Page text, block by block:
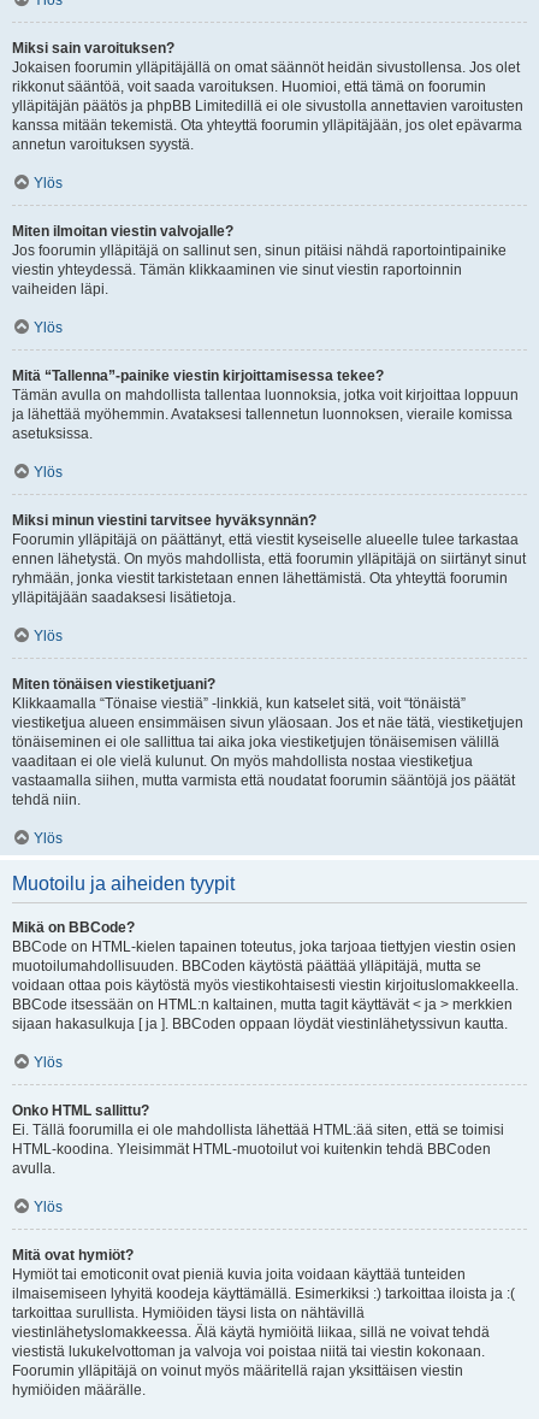
Miksi sain varoituksen?
Jokaisen foorumin ylläpitäjällä on omat säännöt heidän sivustollensa. Jos olet
rikkonut sääntöä, voit saada varoituksen. Huomioi, että tämä on foorumin
ylläpitäjän päätös ja phpBB Limitedillä ei ole sivustolla annettavien varoitusten
kanssa mitään tekemistä. Ota yhteyttä foorumin ylläpitäjään, jos olet epävarma
annetun varoituksen syystä.
Ylös
Miten ilmoitan viestin valvojalle?
Jos foorumin ylläpitäjä on sallinut sen, sinun pitäisi nähdä raportointipainike
viestin yhteydessä. Tämän klikkaaminen vie sinut viestin raportoinnin
vaiheiden läpi.
Ylös
Mitä “Tallenna”-painike viestin kirjoittamisessa tekee?
Tämän avulla on mahdollista tallentaa luonnoksia, jotka voit kirjoittaa loppuun
ja lähettää myöhemmin. Avataksesi tallennetun luonnoksen, vieraile komissa
asetuksissa.
Ylös
Miksi minun viestini tarvitsee hyväksynnän?
Foorumin ylläpitäjä on päättänyt, että viestit kyseiselle alueelle tulee tarkastaa
ennen lähetystä. On myös mahdollista, että foorumin ylläpitäjä on siirtänyt sinut
ryhmään, jonka viestit tarkistetaan ennen lähettämistä. Ota yhteyttä foorumin
ylläpitäjään saadaksesi lisätietoja.
Ylös
Miten tönäisen viestiketjuani?
Klikkaamalla “Tönaise viestiä” -linkkiä, kun katselet sitä, voit “tönäistä”
viestiketjua alueen ensimmäisen sivun yläosaan. Jos et näe tätä, viestiketjujen
tönäiseminen ei ole sallittua tai aika joka viestiketjujen tönäisemisen välillä
vaaditaan ei ole vielä kulunut. On myös mahdollista nostaa viestiketjua
vastaamalla siihen, mutta varmista että noudatat foorumin sääntöjä jos päätät
tehdä niin.
Ylös
Muotoilu ja aiheiden tyypit
Mikä on BBCode?
BBCode on HTML-kielen tapainen toteutus, joka tarjoaa tiettyjen viestin osien
muotoilumahdollisuuden. BBCoden käytöstä päättää ylläpitäjä, mutta se
voidaan ottaa pois käytöstä myös viestikohtaisesti viestin kirjoituslomakkeella.
BBCode itsessään on HTML:n kaltainen, mutta tagit käyttävät < ja > merkkien
sijaan hakasulkuja [ ja ]. BBCoden oppaan löydät viestinlähetyssivun kautta.
Ylös
Onko HTML sallittu?
Ei. Tällä foorumilla ei ole mahdollista lähettää HTML:ää siten, että se toimisi
HTML-koodina. Yleisimmät HTML-muotoilut voi kuitenkin tehdä BBCoden
avulla.
Ylös
Mitä ovat hymiöt?
Hymiöt tai emoticonit ovat pieniä kuvia joita voidaan käyttää tunteiden
ilmaisemiseen lyhyitä koodeja käyttämällä. Esimerkiksi :) tarkoittaa iloista ja :(
tarkoittaa surullista. Hymiöiden täysi lista on nähtävillä
viestinlähetyslomakkeessa. Älä käytä hymiöitä liikaa, sillä ne voivat tehdä
viestistä lukukelvottoman ja valvoja voi poistaa niitä tai viestin kokonaan.
Foorumin ylläpitäjä on voinut myös määritellä rajan yksittäisen viestin
hymiöiden määrälle.